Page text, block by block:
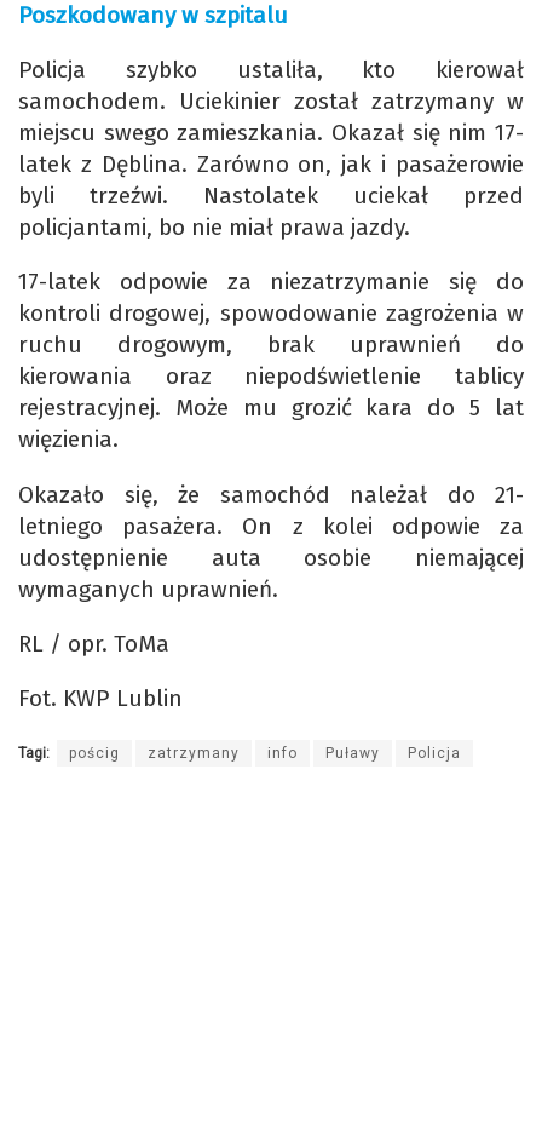
Poszkodowany w szpitalu
Policja szybko ustaliła, kto kierował
samochodem. Uciekinier został zatrzymany w
miejscu swego zamieszkania. Okazał się nim 17-
latek z Dęblina. Zarówno on, jak i pasażerowie
byli trzeźwi. Nastolatek uciekał przed
policjantami, bo nie miał prawa jazdy.
17-latek odpowie za niezatrzymanie się do
kontroli drogowej, spowodowanie zagrożenia w
ruchu drogowym, brak uprawnień do
kierowania oraz niepodświetlenie tablicy
rejestracyjnej. Może mu grozić kara do 5 lat
więzienia.
Okazało się, że samochód należał do 21-
letniego pasażera. On z kolei odpowie za
udostępnienie auta osobie niemającej
wymaganych uprawnień.
RL / opr. ToMa
Fot. KWP Lublin
Tagi: pościg zatrzymany info Puławy Policja